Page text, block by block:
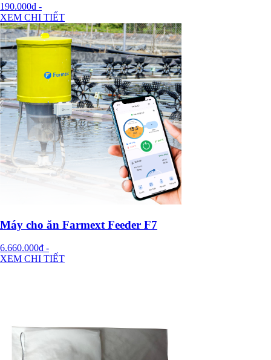
190.000đ -
XEM CHI TIẾT
Máy cho ăn Farmext Feeder F7
6.660.000đ -
XEM CHI TIẾT